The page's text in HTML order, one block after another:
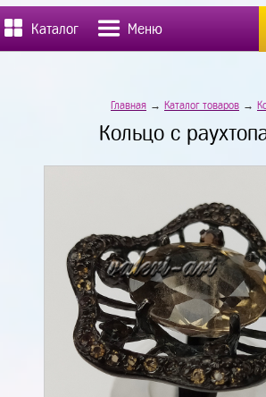
Каталог Меню
Главная → Каталог товаров →
Кольцо с